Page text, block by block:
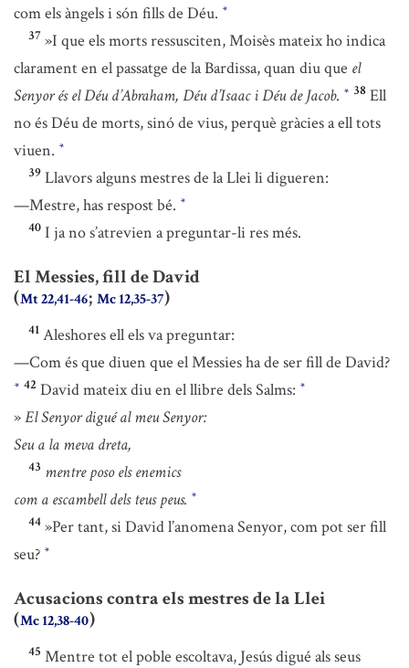
com els àngels i són fills de Déu. *
37 »I que els morts ressusciten, Moisès mateix ho indica
clarament en el passatge de la Bardissa, quan diu que el
Senyor és el Déu d’Abraham, Déu d’Isaac i Déu de Jacob. * 38 Ell
no és Déu de morts, sinó de vius, perquè gràcies a ell tots
viuen. *
39 Llavors alguns mestres de la Llei li digueren:
—Mestre, has respost bé. *
40 I ja no s’atrevien a preguntar-li res més.
El Messies, fill de David
(Mt 22,41-46; Mc 12,35-37)
41 Aleshores ell els va preguntar:
—Com és que diuen que el Messies ha de ser fill de David?
* 42 David mateix diu en el llibre dels Salms: *
»El Senyor digué al meu Senyor:
Seu a la meva dreta,
43 mentre poso els enemics
com a escambell dels teus peus. *
44 »Per tant, si David l’anomena Senyor, com pot ser fill
seu? *
Acusacions contra els mestres de la Llei
(Mc 12,38-40)
45 Mentre tot el poble escoltava, Jesús digué als seus